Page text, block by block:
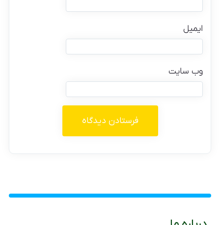
ایمیل
وب‌ سایت